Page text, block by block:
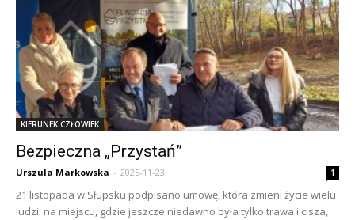
KIERUNEK CZŁOWIEK
Bezpieczna „Przystań”
Urszula Markowska - 2025-11-23 1
21 listopada w Słupsku podpisano umowę, która zmieni życie wielu
ludzi: na miejscu, gdzie jeszcze niedawno była tylko trawa i cisza,